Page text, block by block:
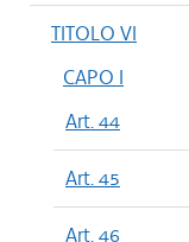
TITOLO VI
CAPO I
Art. 44
Art. 45
Art. 46